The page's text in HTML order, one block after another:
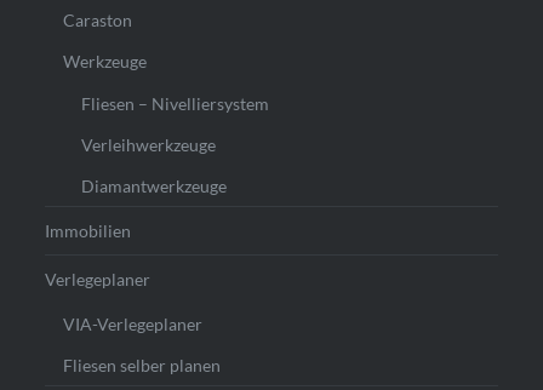
Caraston
Werkzeuge
Fliesen – Nivelliersystem
Verleihwerkzeuge
Diamantwerkzeuge
Immobilien
Verlegeplaner
VIA-Verlegeplaner
Fliesen selber planen